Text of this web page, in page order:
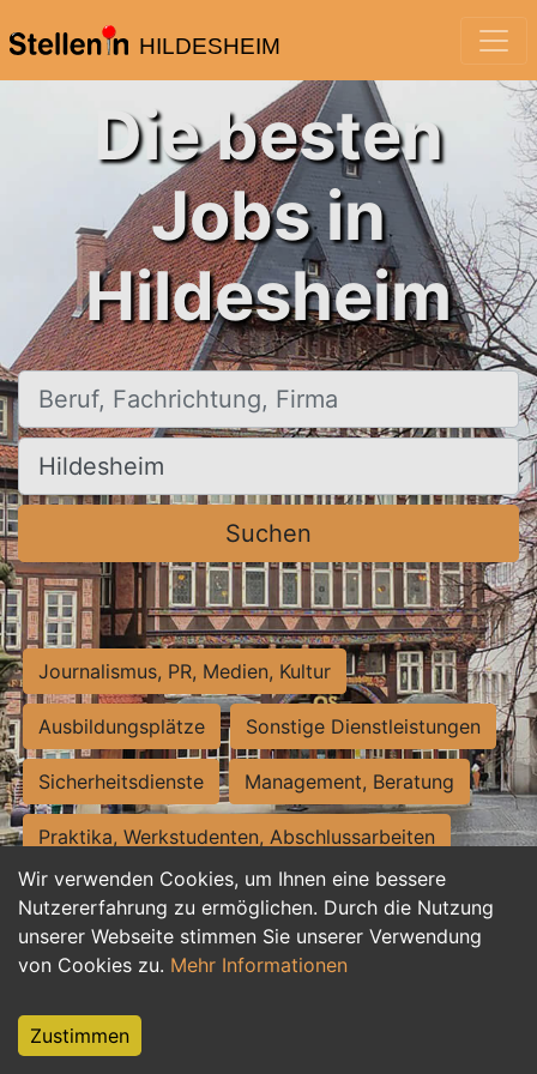
HILDESHEIM
Wir verwenden Cookies, um Ihnen eine bessere
Nutzererfahrung zu ermöglichen. Durch die Nutzung
unserer Webseite stimmen Sie unserer Verwendung
von Cookies zu. Mehr Informationen
Zustimmen
Die besten
Jobs in
Hildesheim
Beruf, Fachrichtung, Firma
Ort, Stadt
Suchen
Journalismus, PR, Medien, Kultur
Ausbildungsplätze Sonstige Dienstleistungen
Sicherheitsdienste Management, Beratung
Praktika, Werkstudenten, Abschlussarbeiten
Personalwesen Assistenz, Sekretariat
Hilfskräfte, Aushilfs- und Nebenjobs
Weiterbildung, Studium, duale Ausbildung